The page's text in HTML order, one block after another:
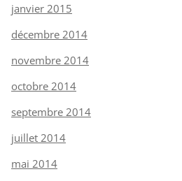
janvier 2015
décembre 2014
novembre 2014
octobre 2014
septembre 2014
juillet 2014
mai 2014